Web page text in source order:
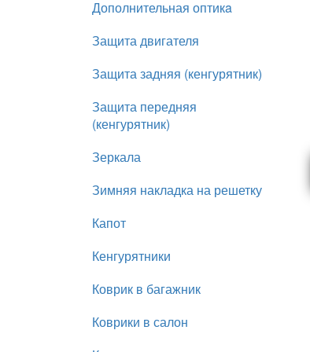
Дополнительная оптикa
Защита двигателя
Защита задняя (кенгурятник)
Защита передняя
(кенгурятник)
Зеркала
Зимняя накладка на решетку
Капот
Кенгурятники
Коврик в багажник
Коврики в салон